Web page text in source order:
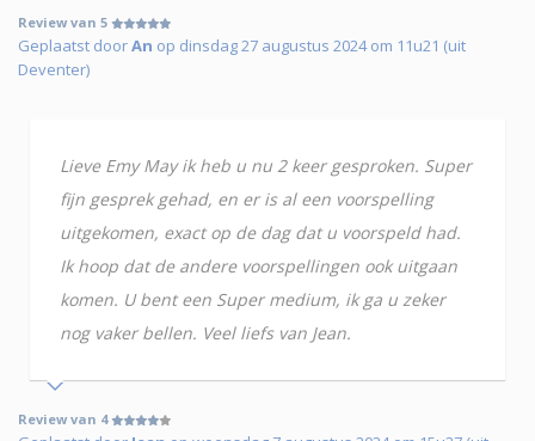
Review van 5
Geplaatst doorAn op dinsdag 27 augustus 2024 om 11u21 (uit
Deventer)
Lieve Emy May ik heb u nu 2 keer gesproken. Super
fijn gesprek gehad, en er is al een voorspelling
uitgekomen, exact op de dag dat u voorspeld had.
Ik hoop dat de andere voorspellingen ook uitgaan
komen. U bent een Super medium, ik ga u zeker
nog vaker bellen. Veel liefs van Jean.
Review van 4